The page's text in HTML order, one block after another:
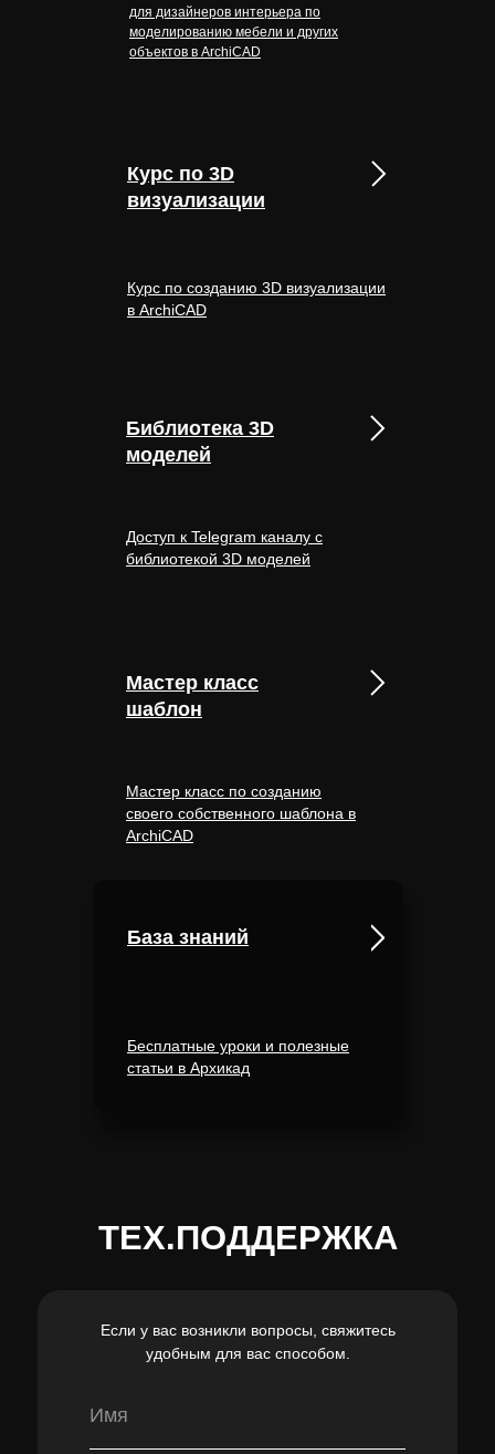
Библиотека 3D
моделей
Мастер класс
шаблон
База знаний
Бесплатные уроки и полезные
статьи в Архикад
Курс по 3D
визуализации
Курс по созданию 3D визуализации
в ArchiCAD
Мастер класс по созданию
своего собственного шаблона в
ArchiCAD
Доступ к Telegram каналу с
библиотекой 3D моделей
для дизайнеров интерьера по
моделированию мебели и других
объектов в ArchiCAD
ТЕХ.ПОДДЕРЖКА
Если у вас возникли вопросы, свяжитесь
удобным для вас способом.